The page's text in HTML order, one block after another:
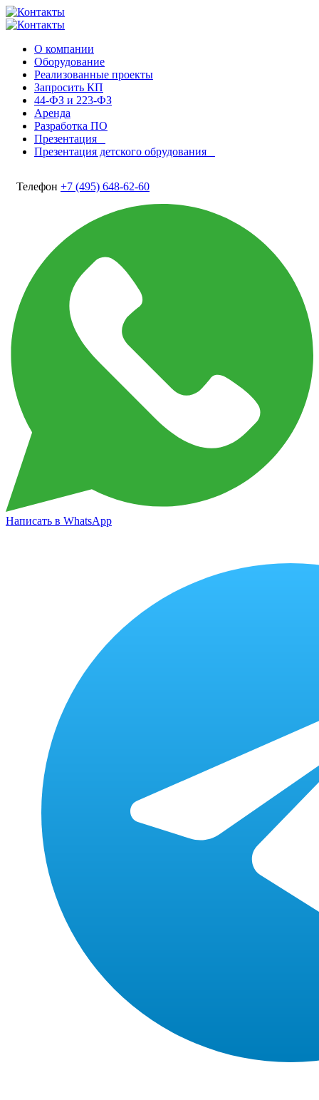
О компании
Оборудование
Реализованные проекты
Запросить КП
44-ФЗ и 223-ФЗ
Аренда
Разработка ПО
Презентация
Презентация детского обрудования
Телефон +7 (495) 648-62-60
Написать в WhatsApp